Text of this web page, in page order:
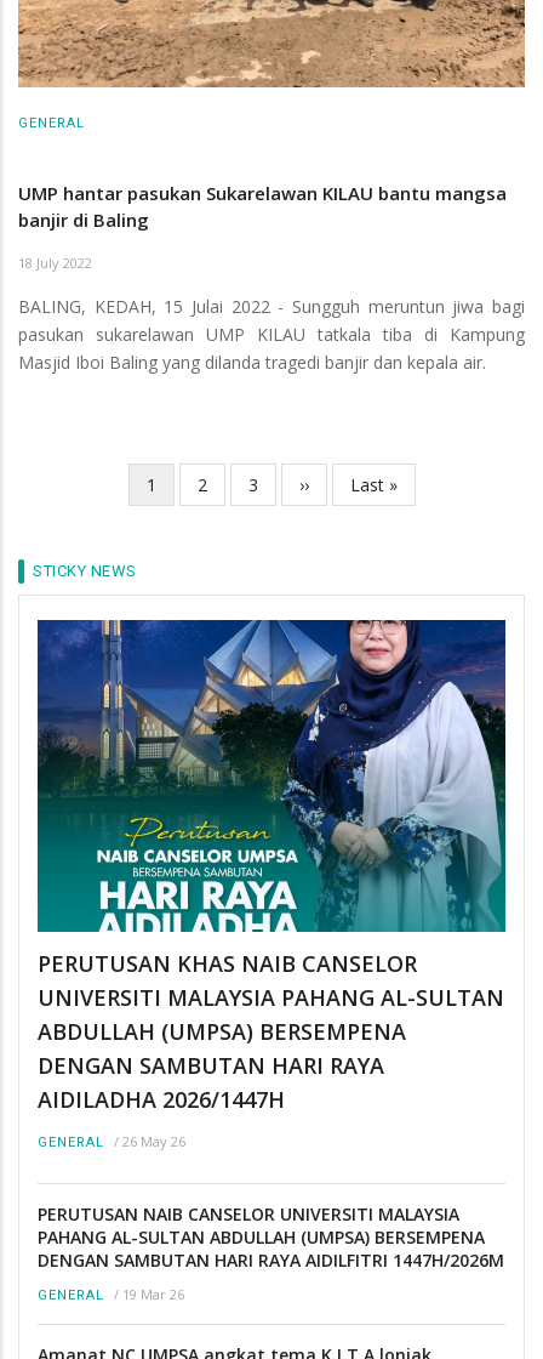
GENERAL
UMP hantar pasukan Sukarelawan KILAU bantu mangsa
banjir di Baling
18 July 2022
BALING, KEDAH, 15 Julai 2022 - Sungguh meruntun jiwa bagi
pasukan sukarelawan UMP KILAU tatkala tiba di Kampung
Masjid Iboi Baling yang dilanda tragedi banjir dan kepala air.
Current
page
1 Page
2 Page
3
Next
page
››
Last
page
Last »
STICKY NEWS
PERUTUSAN KHAS NAIB CANSELOR
UNIVERSITI MALAYSIA PAHANG AL-SULTAN
ABDULLAH (UMPSA) BERSEMPENA
DENGAN SAMBUTAN HARI RAYA
AIDILADHA 2026/1447H
GENERAL / 26 May 26
PERUTUSAN NAIB CANSELOR UNIVERSITI MALAYSIA
PAHANG AL-SULTAN ABDULLAH (UMPSA) BERSEMPENA
DENGAN SAMBUTAN HARI RAYA AIDILFITRI 1447H/2026M
GENERAL / 19 Mar 26